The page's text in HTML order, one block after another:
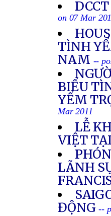
on 07 Mar
TÌNH
NAM --
BIỂU
YỂM
Mar 2011
LỄ
VIỆT
LÃNH
ĐỘNG --